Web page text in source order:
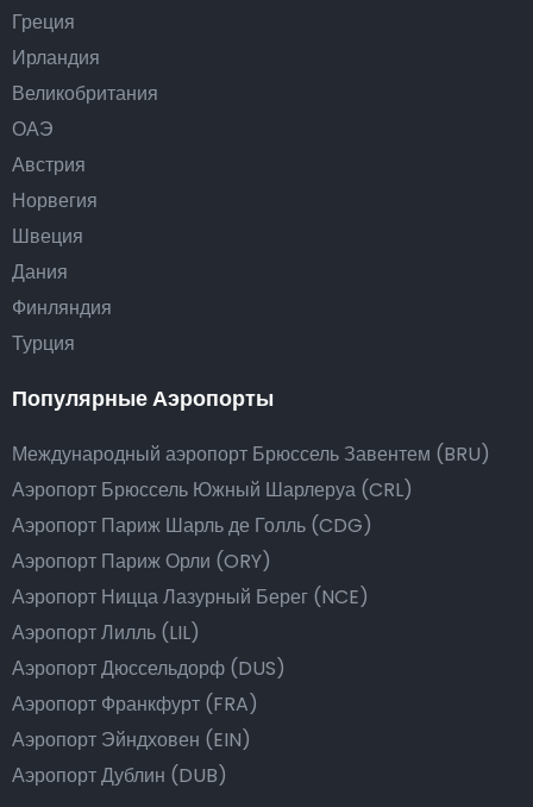
Греция
Ирландия
Великобритания
ОАЭ
Австрия
Норвегия
Швеция
Дания
Финляндия
Турция
Популярные Аэропорты
Международный аэропорт Брюссель Завентем (BRU)
Аэропорт Брюссель Южный Шарлеруа (CRL)
Аэропорт Париж Шарль де Голль (CDG)
Аэропорт Париж Орли (ORY)
Аэропорт Ницца Лазурный Берег (NCE)
Аэропорт Лилль (LIL)
Аэропорт Дюссельдорф (DUS)
Аэропорт Франкфурт (FRA)
Аэропорт Эйндховен (EIN)
Аэропорт Дублин (DUB)